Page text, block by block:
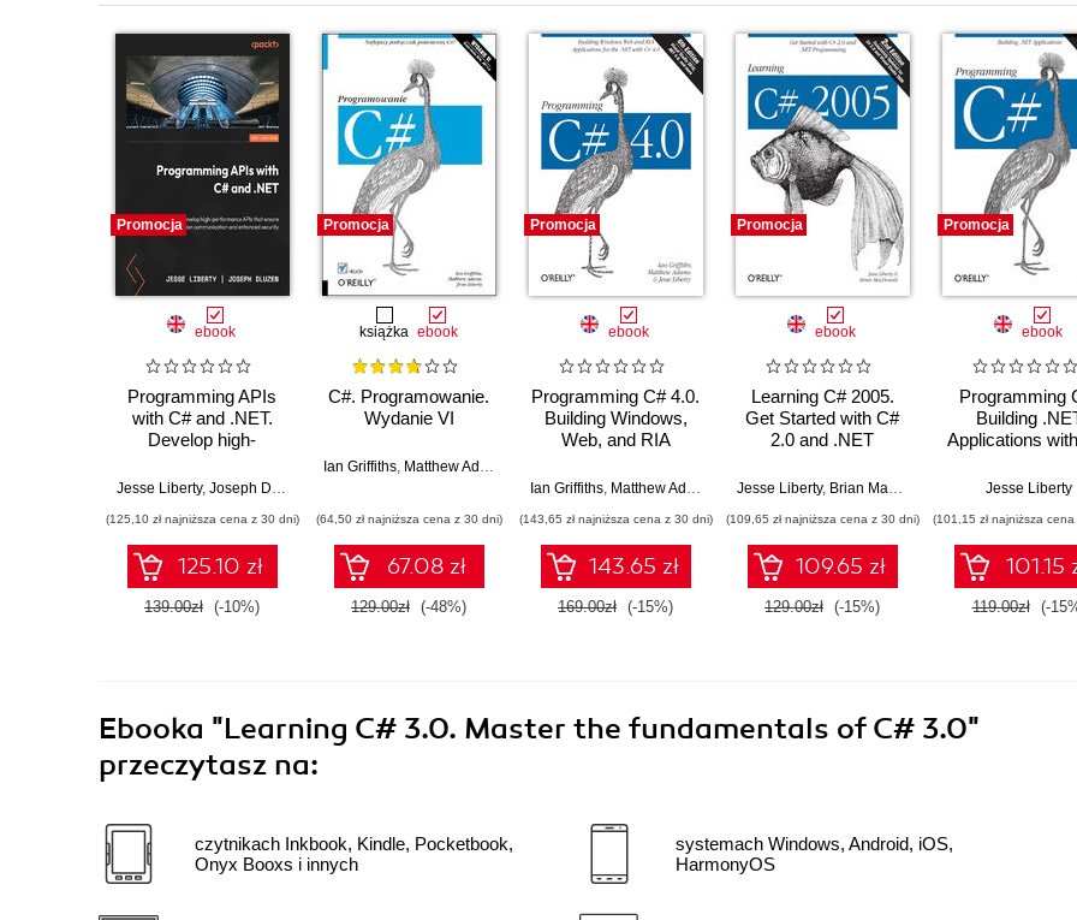
Promocja
ebook
Programming APIs
with C# and .NET.
Develop high-
that ensure seamless
communication and
enhanced security
Jesse Liberty, Joseph Dluzen
(125,10 zł najniższa cena z 30 dni)
125.10 zł
139.00zł (-10%)
Promocja
książka ebook
C#. Programowanie.
Wydanie VI
Ian Griffiths Matthew Adams
(64,50 zł najniższa cena z 30 dni)
67.08 zł
129.00zł (-48%)
Promocja
ebook
Programming C# 4.0.
Building Windows,
Web, and RIA
.NET 4.0 Framework
Ian Griffiths Matthew Adams Jesse Liberty
(143,65 zł najniższa cena z 30 dni)
143.65 zł
169.00zł (-15%)
Promocja
ebook
Learning C# 2005.
Get Started with C#
2.0 and .NET
Edition
Jesse Liberty, Brian MacDonald
(109,65 zł najniższa cena z 30 dni)
109.65 zł
129.00zł (-15%)
Promocja
ebook
Programming
Building
Applications
Jesse Liberty
(101,15 zł najniższa
101.15
119.00zł (-
Ebooka "Learning C# 3.0. Master the fundamentals of C# 3.0"
przeczytasz na:
czytnikach Inkbook, Kindle, Pocketbook,
Onyx Booxs i innych
systemach Windows, Android, iOS,
HarmonyOS